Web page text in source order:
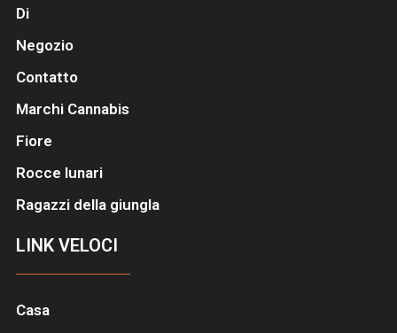
Di
Negozio
Contatto
Marchi Cannabis
Fiore
Rocce lunari
Ragazzi della giungla
LINK VELOCI
Casa